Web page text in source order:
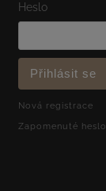
Heslo
Přihlásit se
Nová registrace
Zapomenuté heslo